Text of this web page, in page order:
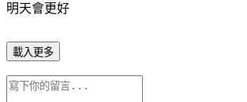
明天會更好
載入更多